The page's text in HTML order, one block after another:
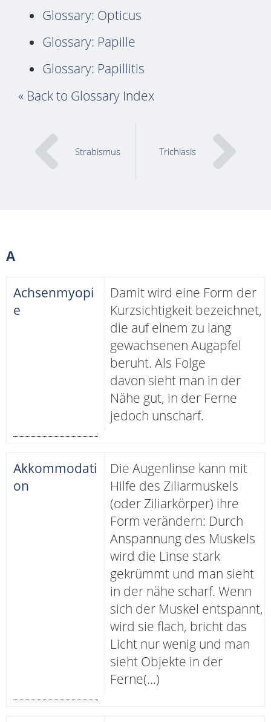
Glossary: Opticus
Glossary: Papille
Glossary: Papillitis
« Back to Glossary Index
Strabismus Trichiasis
A
Achsenmyopi
e
Damit wird eine Form der
Kurzsichtigkeit bezeichnet,
die auf einem zu lang
gewachsenen Augapfel
beruht. Als Folge
davon sieht man in der
Nähe gut, in der Ferne
jedoch unscharf.
Akkommodati
on
Die Augenlinse kann mit
Hilfe des Ziliarmuskels
(oder Ziliarkörper) ihre
Form verändern: Durch
Anspannung des Muskels
wird die Linse stark
gekrümmt und man sieht
in der nähe scharf. Wenn
sich der Muskel entspannt,
wird sie flach, bricht das
Licht nur wenig und man
sieht Objekte in der
Ferne(...)